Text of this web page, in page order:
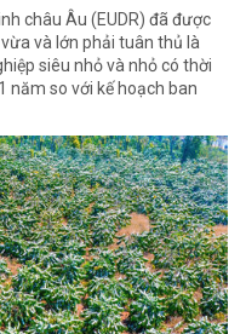
châu Âu (EUDR) đã được
và lớn phải tuân thủ là
siêu nhỏ và nhỏ có thời
năm so với kế hoạch ban